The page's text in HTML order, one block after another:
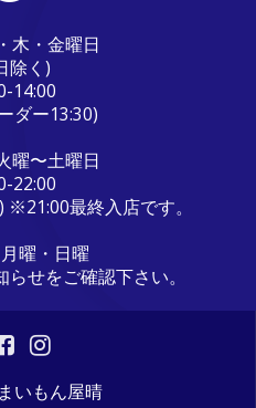
木・金曜日
除く)
14:00
ダー13:30)
曜〜土曜日
22:00
最終入店です。
曜・日曜
せをご確認下さい。
いもん屋晴